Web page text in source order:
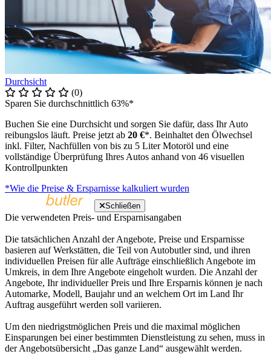
Durchsicht
(0)
Sparen Sie durchschnittlich 63%*
Buchen Sie eine Durchsicht und sorgen Sie dafür, dass Ihr Auto
reibungslos läuft. Preise jetzt ab 20 €*. Beinhaltet den Ölwechsel
inkl. Filter, Nachfüllen von bis zu 5 Liter Motoröl und eine
vollständige Überprüfung Ihres Autos anhand von 46 visuellen
Kontrollpunkten
*Wie die Preise & Ersparnisse kalkuliert wurden
Schließen
Die verwendeten Preis- und Ersparnisangaben
Die tatsächlichen Anzahl der Angebote, Preise und Ersparnisse
basieren auf Werkstätten, die Teil von Autobutler sind, und ihren
individuellen Preisen für alle Aufträge einschließlich Angebote im
Umkreis, in dem Ihre Angebote eingeholt wurden. Die Anzahl der
Angebote, Ihr individueller Preis und Ihre Ersparnis können je nach
Automarke, Modell, Baujahr und an welchem Ort im Land Ihr
Auftrag ausgeführt werden soll variieren.
Um den niedrigstmöglichen Preis und die maximal möglichen
Einsparungen bei einer bestimmten Dienstleistung zu sehen, muss in
der Angebotsübersicht „Das ganze Land“ ausgewählt werden.